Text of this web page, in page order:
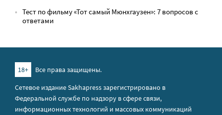
Тест по фильму «Тот самый Мюнхгаузен»: 7 вопросов с
ответами
18+
Все права защищены.
Сетевое издание Sakhapress зарегистрировано в
Федеральной службе по надзору в сфере связи,
информационных технологий и массовых коммуникаций